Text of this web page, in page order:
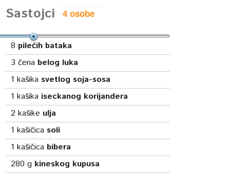
Sastojci
8 pilećih bataka
3 čena belog luka
1 kašikasvetlog soja-sosa
1 kašika iseckanog korijandera
2 kašike ulja
1 kašičicasoli
1 kašičica bibera
280 g kineskog kupusa